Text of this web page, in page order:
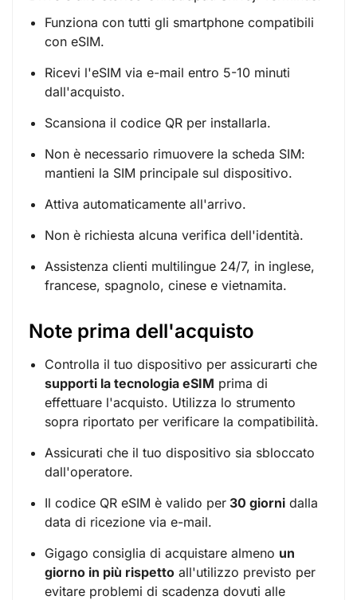
Funziona con tutti gli smartphone compatibili
con eSIM.
Ricevi l'eSIM via e-mail entro 5-10 minuti
dall'acquisto.
Scansiona il codice QR per installarla.
Non è necessario rimuovere la scheda SIM:
mantieni la SIM principale sul dispositivo.
Attiva automaticamente all'arrivo.
Non è richiesta alcuna verifica dell'identità.
Assistenza clienti multilingue 24/7, in inglese,
francese, spagnolo, cinese e vietnamita.
Note prima dell'acquisto
Controlla il tuo dispositivo per assicurarti che
supporti la tecnologia eSIM prima di
effettuare l'acquisto. Utilizza lo strumento
sopra riportato per verificare la compatibilità.
Assicurati che il tuo dispositivo sia sbloccato
dall'operatore.
Il codice QR eSIM è valido per 30 giorni dalla
data di ricezione via e-mail.
Gigago consiglia di acquistare almeno un
giorno in più rispetto all'utilizzo previsto per
evitare problemi di scadenza dovuti alle